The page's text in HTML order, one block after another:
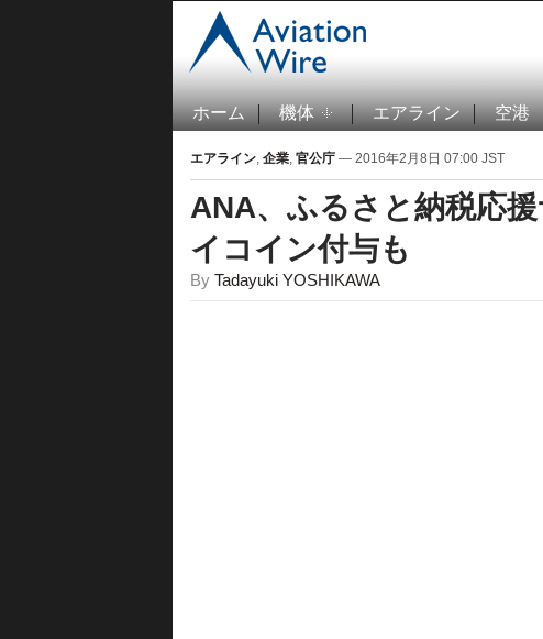
ホーム 機体 エアライン 空港
エアライン, 企業, 官公庁 — 2016年2月8日 07:00 JST
ANA、ふるさと納税応
イコイン付与も
By Tadayuki YOSHIKAWA